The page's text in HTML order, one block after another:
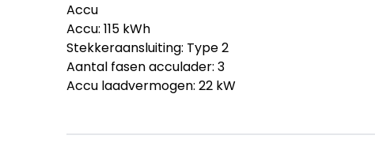
Accu
Accu: 115 kWh
Stekkeraansluiting: Type 2
Aantal fasen acculader: 3
Accu laadvermogen: 22 kW